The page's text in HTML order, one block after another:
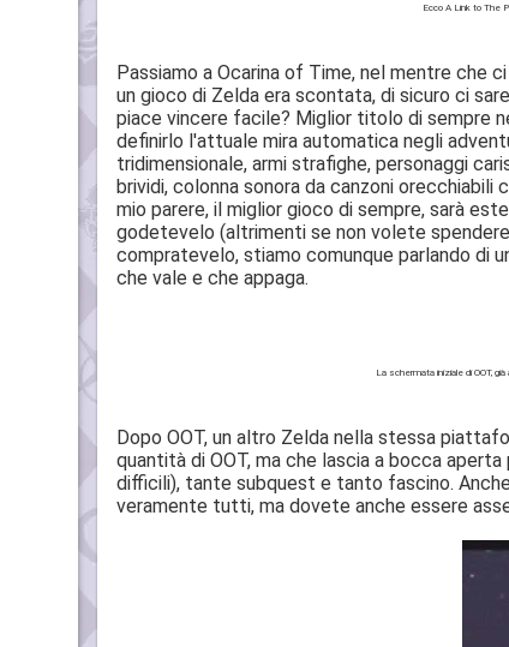
Ecco A Link to The
Passiamo a Ocarina of Time, nel mentre che
un gioco di Zelda era scontata, di sicuro ci
piace vincere facile? Miglior titolo di sempre
definirlo l'attuale mira automatica negli
tridimensionale, armi strafighe, personaggi
brividi, colonna sonora da canzoni
mio parere, il miglior gioco di sempre, sarà
godetevelo (altrimenti se non volete
compratevelo, stiamo comunque parlando di
che vale e che appaga.
La schermata iniziale di OOT,
Dopo OOT, un altro Zelda nella stessa
quantità di OOT, ma che lascia a bocca
difficili), tante subquest e tanto fascino.
veramente tutti, ma dovete anche essere